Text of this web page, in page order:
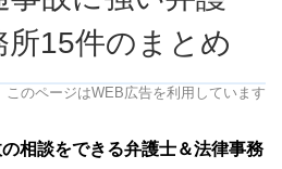
所15件のまとめ
このページはWEB広告を利用しています
相談をできる弁護士＆法律事務